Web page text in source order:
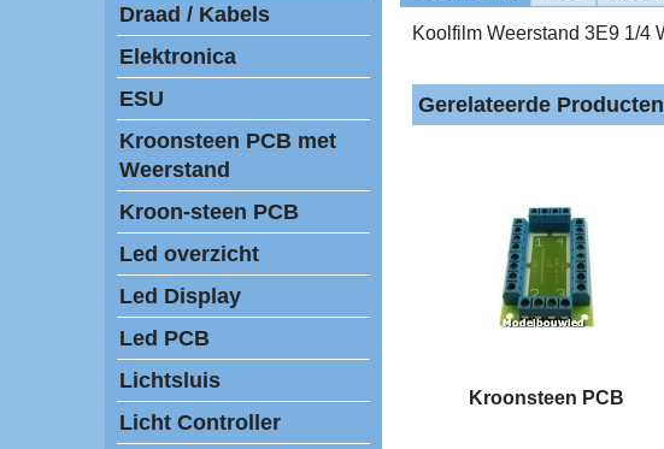
Draad / Kabels
Elektronica
ESU
Kroonsteen PCB met
Weerstand
Kroon-steen PCB
Led overzicht
Led Display
Led PCB
Lichtsluis
Licht Controller
Koolfilm Weerstand 3E9 1/4
Gerelateerde Producten
Kroonsteen PCB